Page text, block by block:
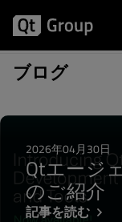
ブログ
記事カテゴ
2026年04月30日
Qtエージ
のご紹介
記事を読む